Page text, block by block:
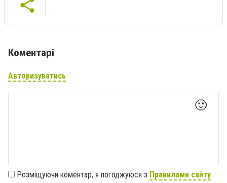
Коментарі
Авторизуватись
🙂
Розміщуючи коментар, я погоджуюся з Правилами сайту